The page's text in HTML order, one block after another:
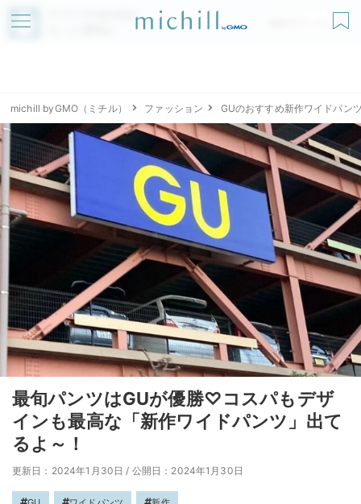
アプリでmichillが
無料ダウンロード
michill byGMO（ミチル） ファッション GUのおすすめ新作ワイドパン
最旬パンツはGUが優勝♡コスパもデザ
インも最高な「新作ワイドパンツ」出て
るよ～！
更新日：2024年1月30日 / 公開日：2024年1月30日